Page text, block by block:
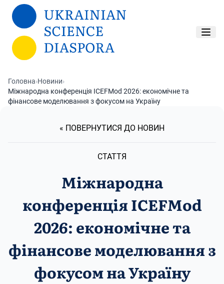
Перейти до основного вмісту
Головна›Новини›
Міжнародна конференція ICEFMod 2026: економічне та
фінансове моделювання з фокусом на Україну
« ПОВЕРНУТИСЯ ДО НОВИН
СТАТТЯ
Міжнародна
конференція ICEFMod
2026: економічне та
фінансове моделювання з
фокусом на Україну